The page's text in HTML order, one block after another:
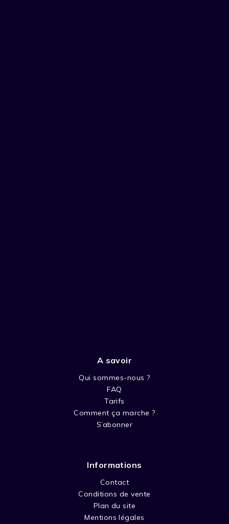
A savoir
Qui sommes-nous ?
FAQ
Tarifs
Comment ça marche ?
S’abonner
Informations
Contact
Conditions de vente
Plan du site
Mentions légales